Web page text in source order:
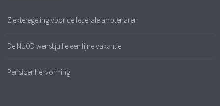
Ziekteregeling voor de federale ambtenaren
De NUOD wenst jullie een fijne vakantie
Pensioenhervorming